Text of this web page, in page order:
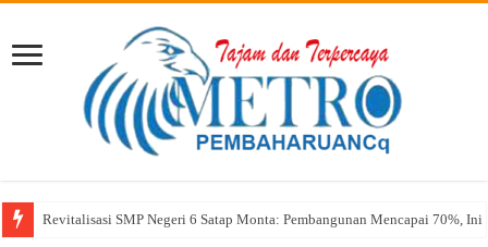
Revitalisasi SMP Negeri 6 Satap Monta: Pembangunan Mencapai 70%,